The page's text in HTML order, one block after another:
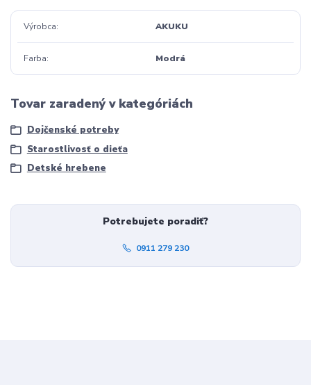
Výrobca AKUKU
Farba Modrá
Tovar zaradený v kategóriách
Dojčenské potreby
Starostlivosť o dieťa
Detské hrebene
Potrebujete poradiť?
0911 279 230